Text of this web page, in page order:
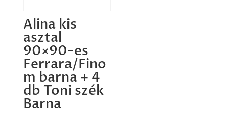
Alina kis
asztal
90×90-es
Ferrara/Fino
m barna + 4
db Toni szék
Barna